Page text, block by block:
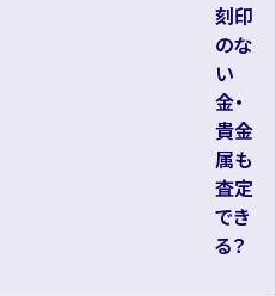
刻印
のな
い
金・
貴金
属も
査定
でき
る？